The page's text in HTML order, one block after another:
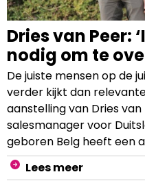
Dries van Peer:
nodig om te
De juiste mensen op de
verder kijkt dan
aanstelling van Dries
salesmanager voor
geboren Belg heeft een
het opleiden van
kwaliteiten en kennis
Lees meer